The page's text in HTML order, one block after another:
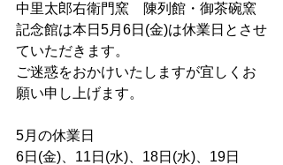
中里太郎右衛門窯　陳列館・御茶碗窯
記念館は本日5月6日(金)は休業日とさせ
ていただきます。
ご迷惑をおかけいたしますが宜しくお
願い申し上げます。
5月の休業日
6日(金)、11日(水)、18日(水)、19日